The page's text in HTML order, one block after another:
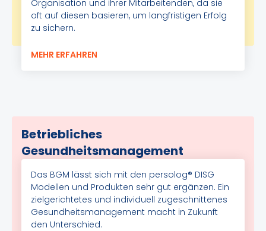
Organisation und ihrer Mitarbeitenden, da sie
oft auf diesen basieren, um langfristigen Erfolg
zu sichern.
MEHR ERFAHREN
Betriebliches
Gesundheitsmanagement
Das BGM lässt sich mit den persolog® DISG
Modellen und Produkten sehr gut ergänzen. Ein
zielgerichtetes und individuell zugeschnittenes
Gesundheitsmanagement macht in Zukunft
den Unterschied.